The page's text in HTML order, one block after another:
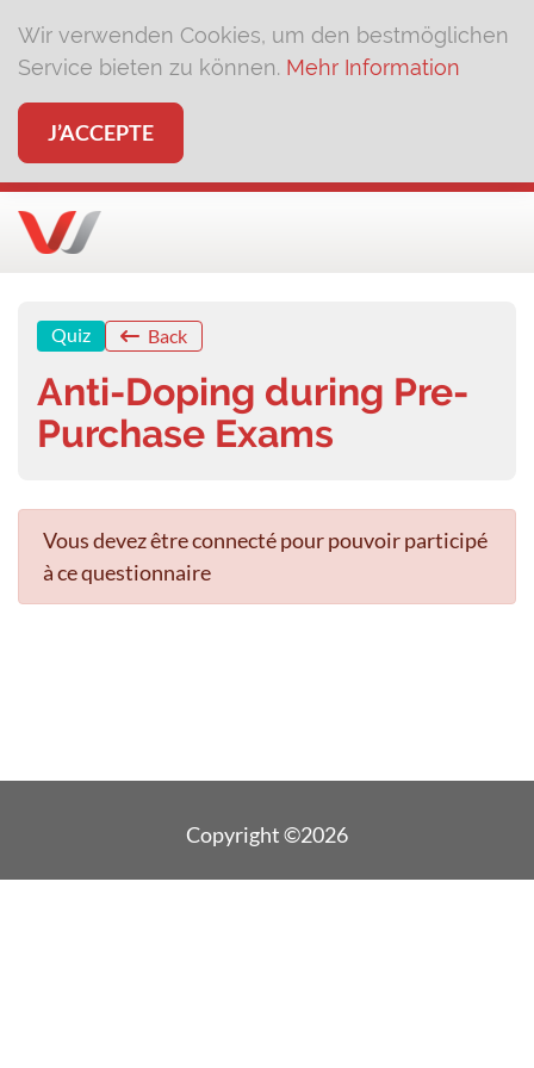
Wir verwenden Cookies, um den bestmöglichen
Service bieten zu können. Mehr Information
J’ACCEPTE
Quiz Back
Anti-Doping during Pre-
Purchase Exams
Vous devez être connecté pour pouvoir participé
à ce questionnaire
Copyright ©2026